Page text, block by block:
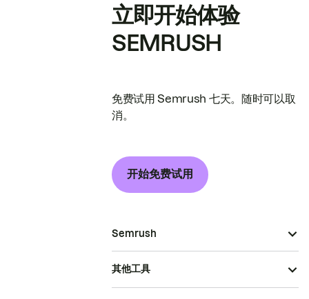
立即开始体验
SEMRUSH
免费试用 Semrush 七天。随时可以取
消。
开始免费试用
Semrush
其他工具